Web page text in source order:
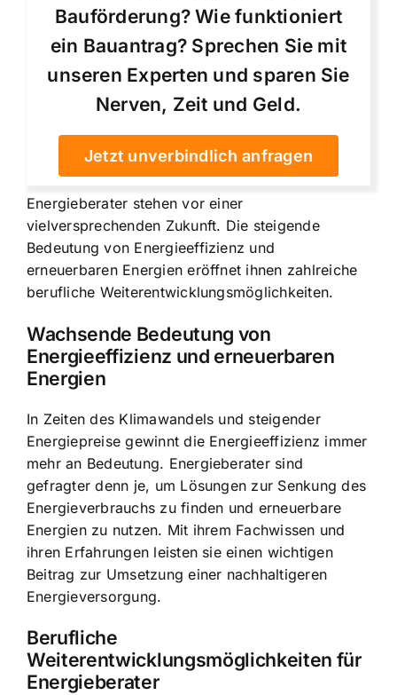
Bauförderung? Wie funktioniert
ein Bauantrag? Sprechen Sie mit
unseren Experten und sparen Sie
Nerven, Zeit und Geld.
Jetzt unverbindlich anfragen
Energieberater stehen vor einer
vielversprechenden Zukunft. Die steigende
Bedeutung von Energieeffizienz und
erneuerbaren Energien eröffnet ihnen zahlreiche
berufliche Weiterentwicklungsmöglichkeiten.
Wachsende Bedeutung von
Energieeffizienz und erneuerbaren
Energien
In Zeiten des Klimawandels und steigender
Energiepreise gewinnt die Energieeffizienz immer
mehr an Bedeutung. Energieberater sind
gefragter denn je, um Lösungen zur Senkung des
Energieverbrauchs zu finden und erneuerbare
Energien zu nutzen. Mit ihrem Fachwissen und
ihren Erfahrungen leisten sie einen wichtigen
Beitrag zur Umsetzung einer nachhaltigeren
Energieversorgung.
Berufliche
Weiterentwicklungsmöglichkeiten für
Energieberater